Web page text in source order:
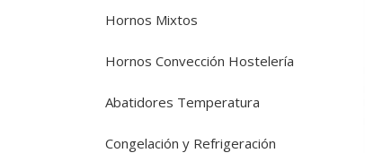
Hornos Mixtos
Hornos Convección Hostelería
Abatidores Temperatura
Congelación y Refrigeración